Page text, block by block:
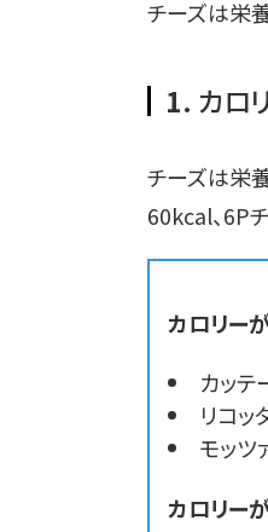
チーズは栄
1. カロ
チーズは栄
60kcal、6P
カロリー
カッテ
リコッ
モッツ
カロリー